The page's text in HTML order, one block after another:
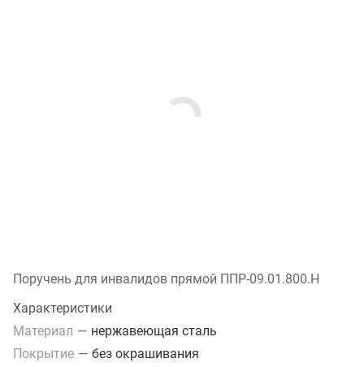
Поручень для инвалидов прямой ППР-09.01.800.Н
Характеристики
Материал — нержавеющая сталь
Покрытие — без окрашивания